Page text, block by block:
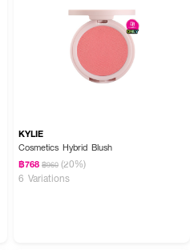
KYLIE
Cosmetics Hybrid Blush
฿768 ฿960 (20%)
6 Variations